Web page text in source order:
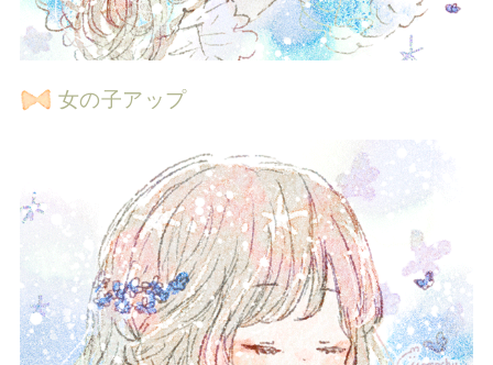
女の子アップ